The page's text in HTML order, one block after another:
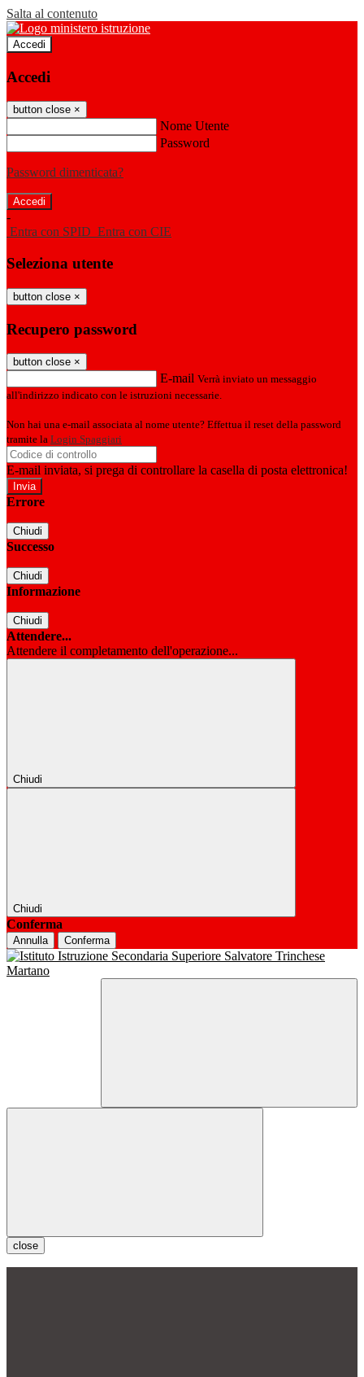
Salta al contenuto
Accedi
Accedi
button close ×
Nome Utente
Password
Password dimenticata?
-
Entra con SPID Entra con CIE
Seleziona utente
button close ×
Recupero password
button close ×
E-mail Verrà inviato un messaggio
all'indirizzo indicato con le istruzioni necessarie.
Non hai una e-mail associata al nome utente? Effettua il reset della password
tramite la Login Spaggiari
E-mail inviata, si prega di controllare la casella di posta elettronica!
Errore
Chiudi
Successo
Chiudi
Informazione
Chiudi
Attendere...
Attendere il completamento dell'operazione...
Chiudi
Chiudi
Conferma
Annulla Conferma
close